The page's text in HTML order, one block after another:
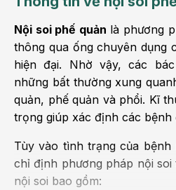
Nội soi phế quản là phương
thông qua ống chuyên dụng
hiện đại. Nhờ vậy, các
những bất thường xung
quản, phế quản và phổi. Kĩ
trọng giúp xác định các bệnh
Tùy vào tình trạng của
chỉ định phương pháp nội
nội soi bao gồm: